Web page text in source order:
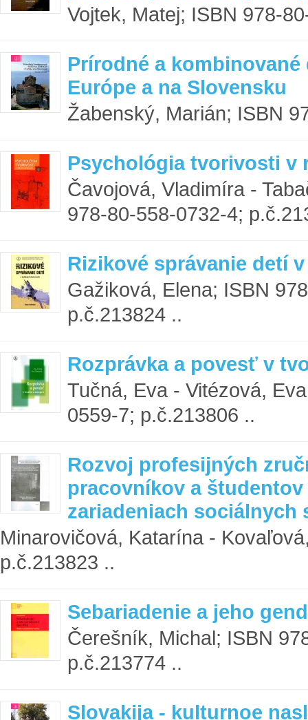
Vojtek, Matej; ISBN 978-
Prírodné a kombinované
Európe a na Slovensku
Žabenský, Marián; ISBN
Psychológia tvorivosti v
Čavojová, Vladimíra -
978-80-558-0732-4;
Rizikové správanie detí
Gažiková, Elena; ISBN
p.č.213824 ..
Rozprávka a povesť v
Tučná, Eva - Vitézová,
0559-7; p.č.213806 ..
Rozvoj profesijných
pracovníkov a
zariadeniach sociálnych
Minarovičová, Katarína -
p.č.213823 ..
Sebariadenie a jeho
Čerešník, Michal; ISBN
p.č.213774 ..
Slovakija - kulturnoe